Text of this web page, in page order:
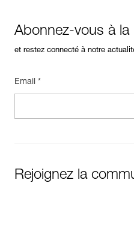
Abonnez-vous à la
et restez connecté à notre
Email *
Rejoignez la